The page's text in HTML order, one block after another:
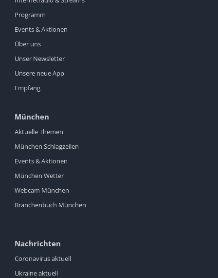
Programm
Events & Aktionen
Über uns
Unser Newsletter
Unsere neue App
Empfang
München
Aktuelle Themen
München Schlagzeilen
Events & Aktionen
München Wetter
Webcam München
Branchenbuch München
Nachrichten
Coronavirus aktuell
Ukraine aktuell